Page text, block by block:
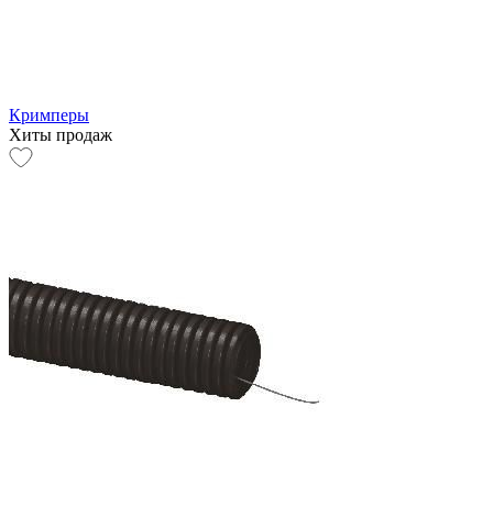
Кримперы
Хиты продаж